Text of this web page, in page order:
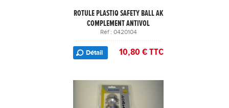
ROTULE PLASTIQ SAFETY BALL AK
COMPLEMENT ANTIVOL
Réf : 0420104
Détail 10,80 € TTC